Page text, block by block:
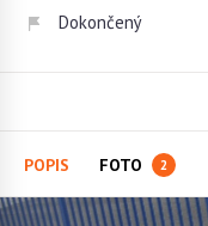
Dokončený
POPIS FOTO 2